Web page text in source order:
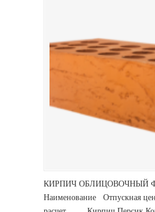
КИРПИЧ ОБЛИЦОВОЧНЫЙ
Наименование Отпускная